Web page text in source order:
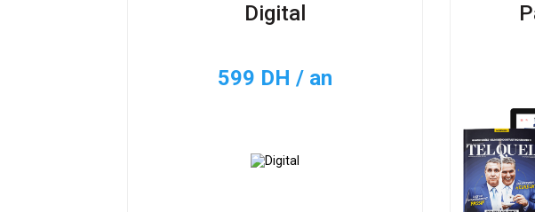
Digital
599 DH / an